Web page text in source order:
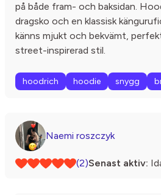
på både fram- och baksidan.
dragsko och en klassisk
känns mjukt och bekvämt,
street-inspirerad stil.
hoodrich hoodie snygg
Naemi roszczyk
(2)Senast aktiv: